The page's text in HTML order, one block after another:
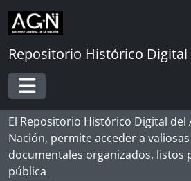
Skip to main content
Repositorio Histórico Digital
Toggle navigation
El Repositorio Histórico Digital del
Nación, permite acceder a
documentales organizados, listos
pública